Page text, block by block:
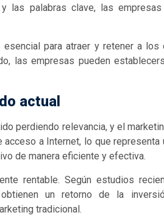
las palabras clave, las empresas
para atraer y retener a los
las empresas pueden
actual
perdiendo relevancia, y el
a Internet, lo que representa
de manera eficiente y efectiva.
rentable. Según estudios
un retorno de la
tradicional.